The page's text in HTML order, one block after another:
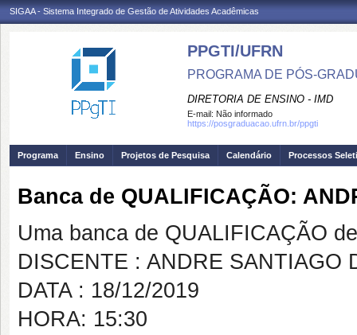
SIGAA - Sistema Integrado de Gestão de Atividades Acadêmicas
PPGTI/UFRN
PROGRAMA DE PÓS-
DIRETORIA DE ENSINO - IMD
E-mail: Não informado
https://posgraduacao.ufrn.br/ppgti
Programa Ensino Projetos de Pesquisa Calendário Processos
Banca de QUALIFICAÇÃO:
Uma banca de QUALIFICAÇÃO
DISCENTE : ANDRE SANTIAGO
DATA : 18/12/2019
HORA: 15:30